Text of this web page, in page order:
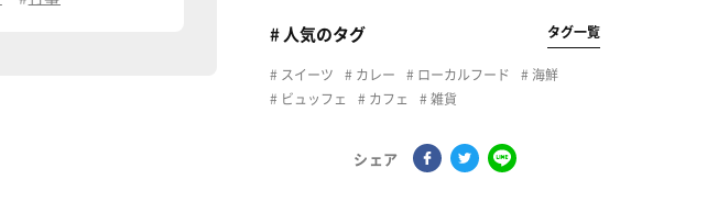
# 人気のタグ タグ一覧
スイーツ カレー ローカルフード
海鮮
ビュッフェ
カフェ 雑貨
シェア